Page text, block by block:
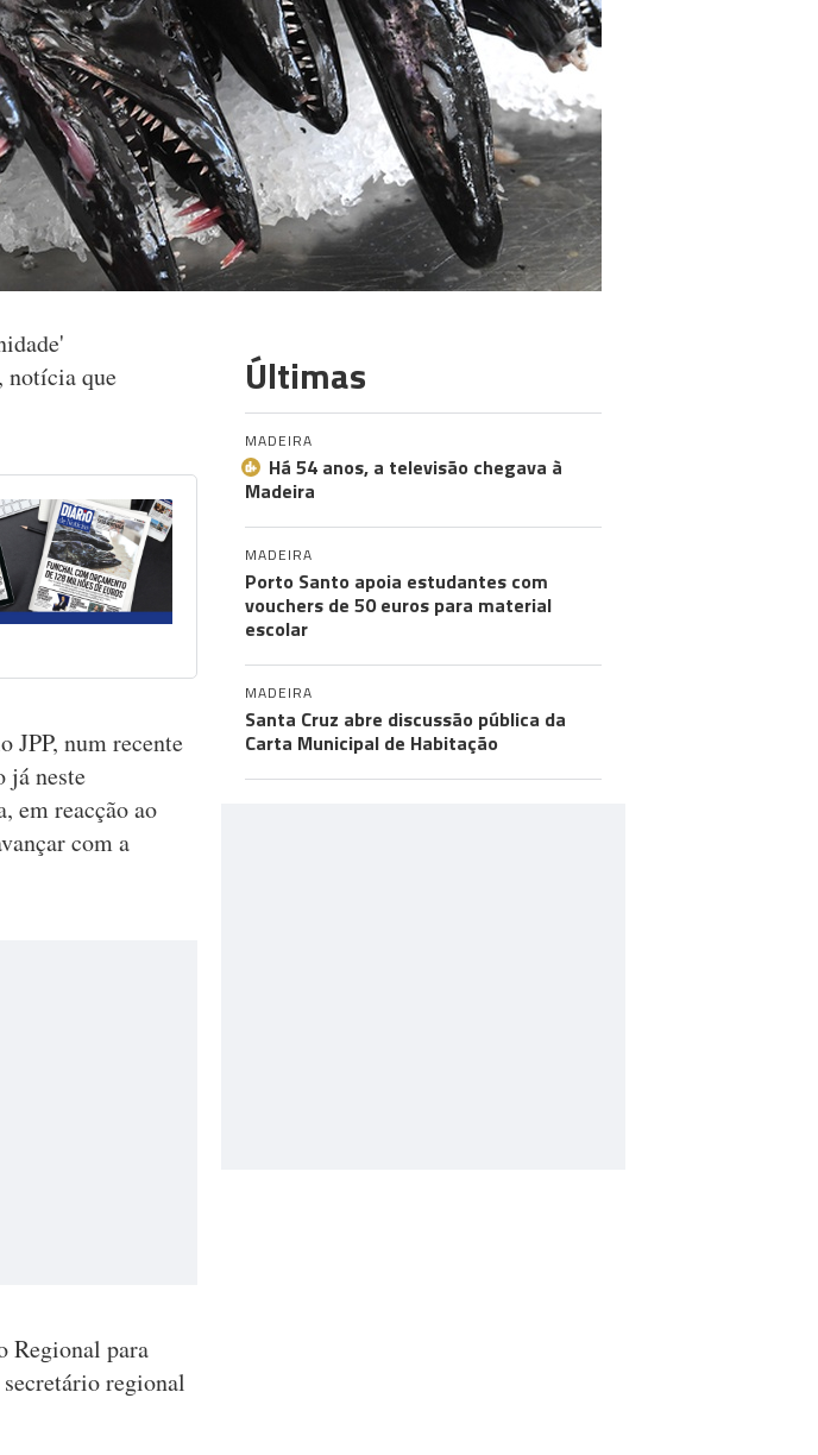
notícia que
JPP, num recente
já neste
em reacção ao
com a
Regional para
secretário regional
Últimas
MADEIRA
Há 54 anos, a televisão chegava à
Madeira
MADEIRA
Porto Santo apoia estudantes com
vouchers de 50 euros para material
escolar
MADEIRA
Santa Cruz abre discussão pública da
Carta Municipal de Habitação